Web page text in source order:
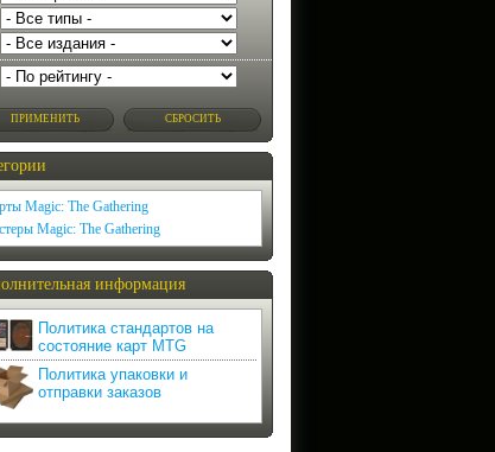
применить сбросить
Magic: The Gathering
Magic: The Gathering
информация
Политика стандартов на
состояние карт MTG
Политика упаковки и
отправки заказов